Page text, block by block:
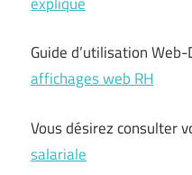
Guide d’utilisation Web-
affichages web RH
Vous désirez consulter
salariale